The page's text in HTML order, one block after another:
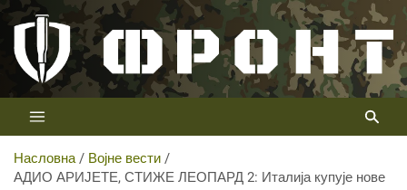
Скип
цонтент
Телевизија ФРОНТ
Први војни канал у Србији
Насловна
Војне вести
АДИО АРИЈЕТЕ, СТИЖЕ ЛЕОПАРД 2: Италија купује нове